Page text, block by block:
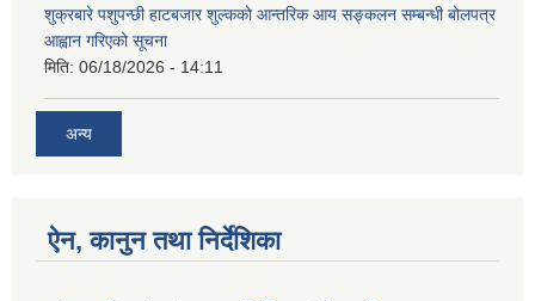
शुक्रबारे पशुपन्छी हाटबजार शुल्कको आन्तरिक आय सङ्कलन सम्बन्धी बोलपत्र
आह्वान गरिएको सूचना
मिति: 06/18/2026 - 14:11
अन्य
ऐन, कानुन तथा निर्देशिका